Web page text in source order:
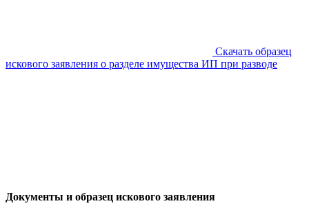
Скачать образец
искового заявления о разделе имущества ИП при разводе
Документы и образец искового заявления